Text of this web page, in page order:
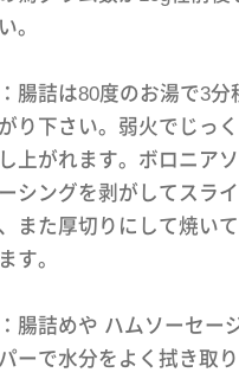
。
腸詰は80度のお湯で3分
り下さい。弱火でじっ
上がれます。ボロニア
シングを剥がしてスラ
また厚切りにして焼い
す。
腸詰めや ハムソーセー
ーで水分をよく拭き取